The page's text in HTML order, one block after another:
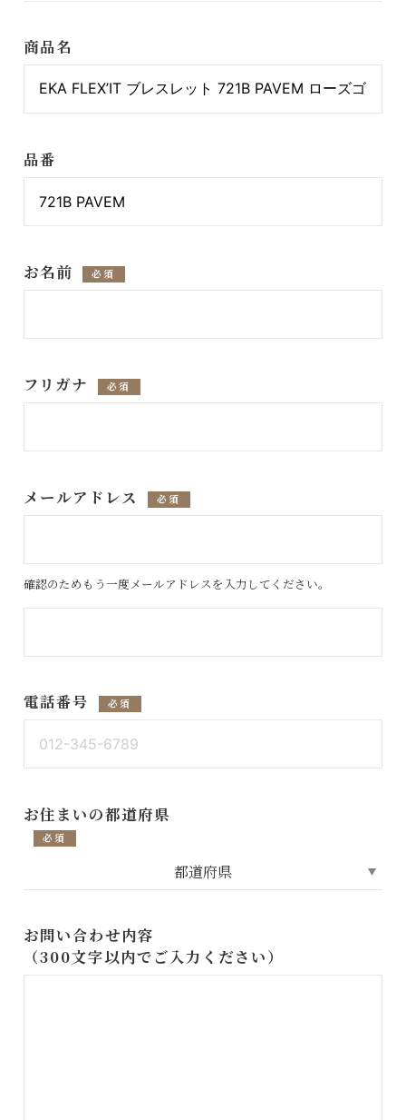
商品名
品番
お名前 必須
フリガナ 必須
メールアドレス 必須
確認のためもう一度メールアドレスを入力してください。
電話番号 必須
お住まいの都道府県
必須
お問い合わせ内容
（300文字以内でご入力ください）